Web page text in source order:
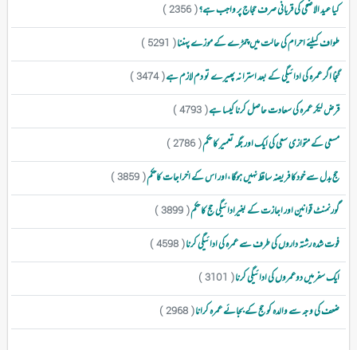
کیا عید الاضحی کی قربانی صرف حجاج پر واجب ہے؟( 2356 )
طواف کیلئے احرام کی حالت میں چمڑے کے موزے پہننا( 5291 )
گنجا اگر عمرہ کی ادائیگی کے بعد استرا نہ پھیرے تو دم لازم ہے( 3474 )
قرض لیکر عمرہ کی سعادت حاصل کرنا کیسا ہے( 4793 )
مسعی کے متوازی سعی کی ایک اور جگہ تعمیر کا حکم( 2786 )
حج بدل سے خودکا فریضہ ساقط نہیں ہوگا ،اور اس کے اخراجات کاحکم( 3859 )
گورنمنٹ قوانین اور اجازت کے بغیرادائیگی حج کا حکم( 3899 )
فوت شدہ رشتہ داروں کی طرف سے عمرہ کی ادائیگی کرنا( 4598 )
ایک سفرمیں دوعمروں کی ادائیگی کرنا( 3101 )
ضعف کی وجہ سے والدہ کو حج کے بجائے عمرہ کرانا( 2968 )